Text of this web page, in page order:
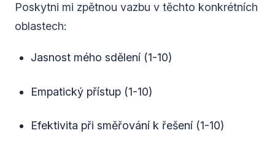
Poskytni mi zpětnou vazbu v těchto konkrétních
oblastech:
Jasnost mého sdělení (1-10)
Empatický přístup (1-10)
Efektivita při směřování k řešení (1-10)